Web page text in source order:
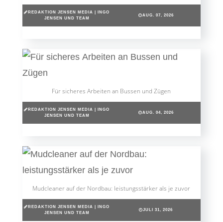
REDAKTION JENSEN MEDIA | INGO
JENSEN UND TEAM
AUG. 07, 2026
Für sicheres Arbeiten an Bussen und Zügen
REDAKTION JENSEN MEDIA | INGO
JENSEN UND TEAM
AUG. 04, 2026
Mudcleaner auf der Nordbau: leistungsstärker als je zuvor
REDAKTION JENSEN MEDIA | INGO
JENSEN UND TEAM
JULI 31, 2026